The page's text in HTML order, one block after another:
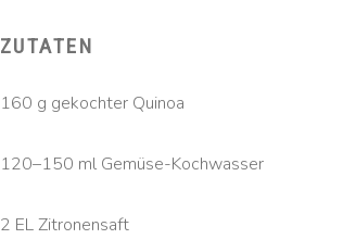
ZUTATEN
160 g gekochter Quinoa
120–150 ml Gemüse-Kochwasser
2 EL Zitronensaft